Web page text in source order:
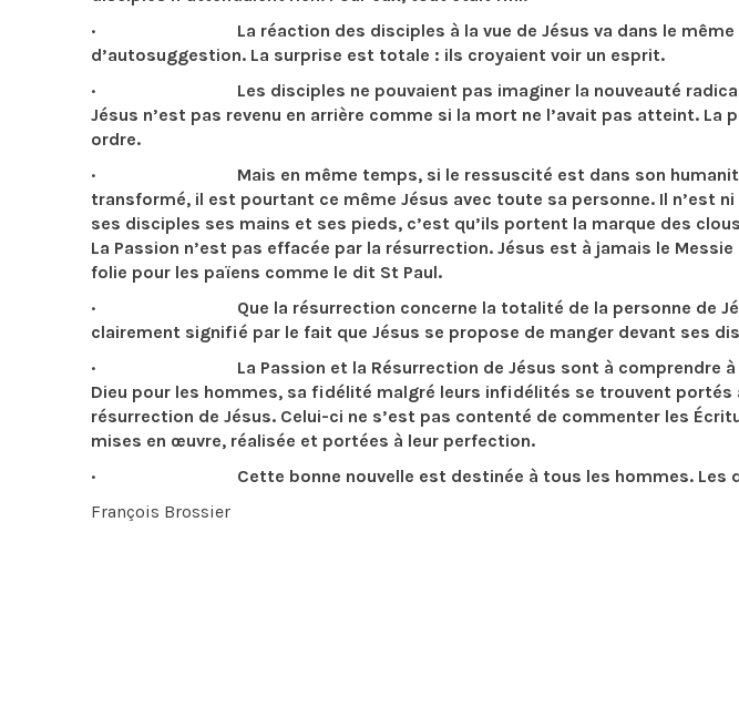
· La réaction des disciples à la vue de Jésus va dans le même
d’autosuggestion. La surprise est totale : ils croyaient voir un esprit.
· Les disciples ne pouvaient pas imaginer la nouveauté radicale
Jésus n’est pas revenu en arrière comme si la mort ne l’avait pas atteint. La
ordre.
· Mais en même temps, si le ressuscité est dans son humanité
transformé, il est pourtant ce même Jésus avec toute sa personne. Il n’est ni
ses disciples ses mains et ses pieds, c’est qu’ils portent la marque des
La Passion n’est pas effacée par la résurrection. Jésus est à jamais le
folie pour les païens comme le dit St Paul.
· Que la résurrection concerne la totalité de la personne de
clairement signifié par le fait que Jésus se propose de manger devant ses
· La Passion et la Résurrection de Jésus sont à comprendre à la
Dieu pour les hommes, sa fidélité malgré leurs infidélités se trouvent
résurrection de Jésus. Celui-ci ne s’est pas contenté de commenter les
mises en œuvre, réalisée et portées à leur perfection.
· Cette bonne nouvelle est destinée à tous les hommes. Les
François Brossier